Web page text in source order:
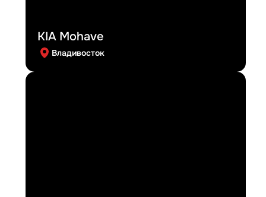
KIA Mohave
Владивосток